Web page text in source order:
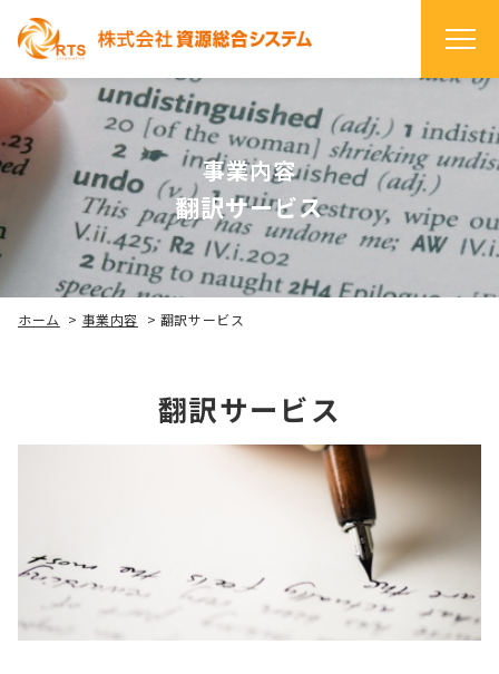
事業内容
翻訳サービス
ホーム > 事業内容 > 翻訳サービス
翻訳サービス